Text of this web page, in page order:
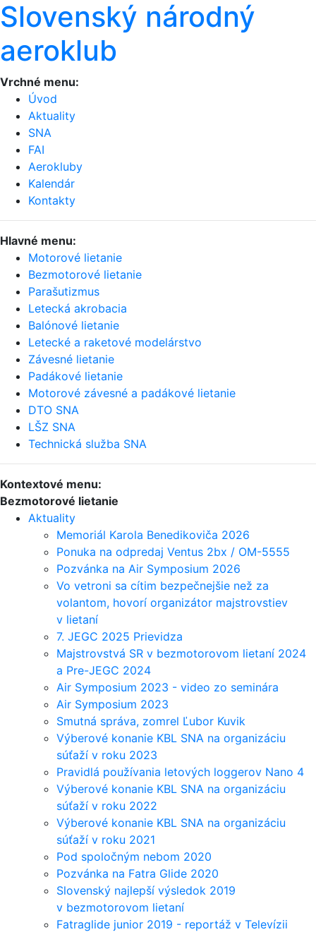
Slovenský národný
aeroklub
Vrchné menu:
Úvod
Aktuality
SNA
FAI
Aerokluby
Kalendár
Kontakty
Hlavné menu:
Motorové lietanie
Bezmotorové lietanie
Parašutizmus
Letecká akrobacia
Balónové lietanie
Letecké a raketové modelárstvo
Závesné lietanie
Padákové lietanie
Motorové závesné a padákové lietanie
DTO SNA
LŠZ SNA
Technická služba SNA
Kontextové menu:
Bezmotorové lietanie
Aktuality
Memoriál Karola Benedikoviča 2026
Ponuka na odpredaj Ventus 2bx / OM-5555
Pozvánka na Air Symposium 2026
Vo vetroni sa cítim bezpečnejšie než za
volantom, hovorí organizátor majstrovstiev
v lietaní
7. JEGC 2025 Prievidza
Majstrovstvá SR v bezmotorovom lietaní 2024
a Pre-JEGC 2024
Air Symposium 2023 - video zo seminára
Air Symposium 2023
Smutná správa, zomrel Ľubor Kuvik
Výberové konanie KBL SNA na organizáciu
súťaží v roku 2023
Pravidlá používania letových loggerov Nano 4
Výberové konanie KBL SNA na organizáciu
súťaží v roku 2022
Výberové konanie KBL SNA na organizáciu
súťaží v roku 2021
Pod spoločným nebom 2020
Pozvánka na Fatra Glide 2020
Slovenský najlepší výsledok 2019
v bezmotorovom lietaní
Fatraglide junior 2019 - reportáž v Televízii